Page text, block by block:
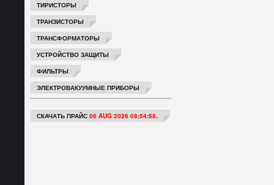
ТИРИСТОРЫ
ТРАНЗИСТОРЫ
ТРАНСФОРМАТОРЫ
УСТРОЙСТВО ЗАЩИТЫ
ФИЛЬТРЫ
ЭЛЕКТРОВАКУУМНЫЕ ПРИБОРЫ
СКАЧАТЬ ПРАЙС 06 AUG 2026 08:54:58.